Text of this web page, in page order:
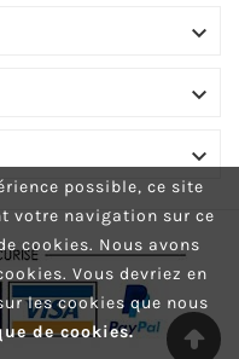
possible, ce site
votre navigation sur ce
cookies. Nous avons
Vous devriez en
les cookies que nous
de cookies.


